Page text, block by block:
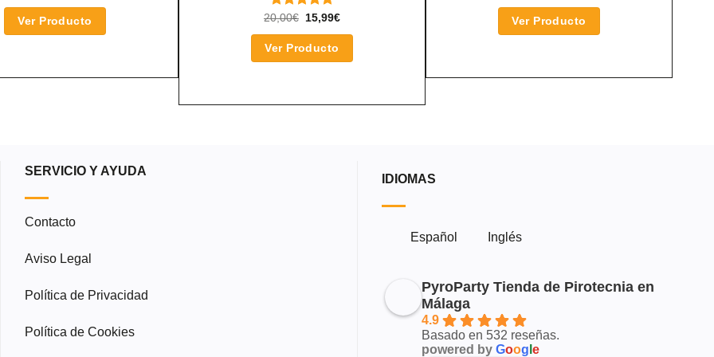
Ver Producto
VALORADO
DE 5
20,00€
EL
ORIGINAL
ERA:
15,99€EL
ACTUAL
15,99€.
Ver Producto
Ver Producto
SERVICIO Y AYUDA
Contacto
Aviso Legal
Política de Privacidad
Política de Cookies
IDIOMAS
Español Inglés
PyroParty Tienda de Pirotecnia en
Málaga
4.9
Basado en 532 reseñas.
powered by Goog e